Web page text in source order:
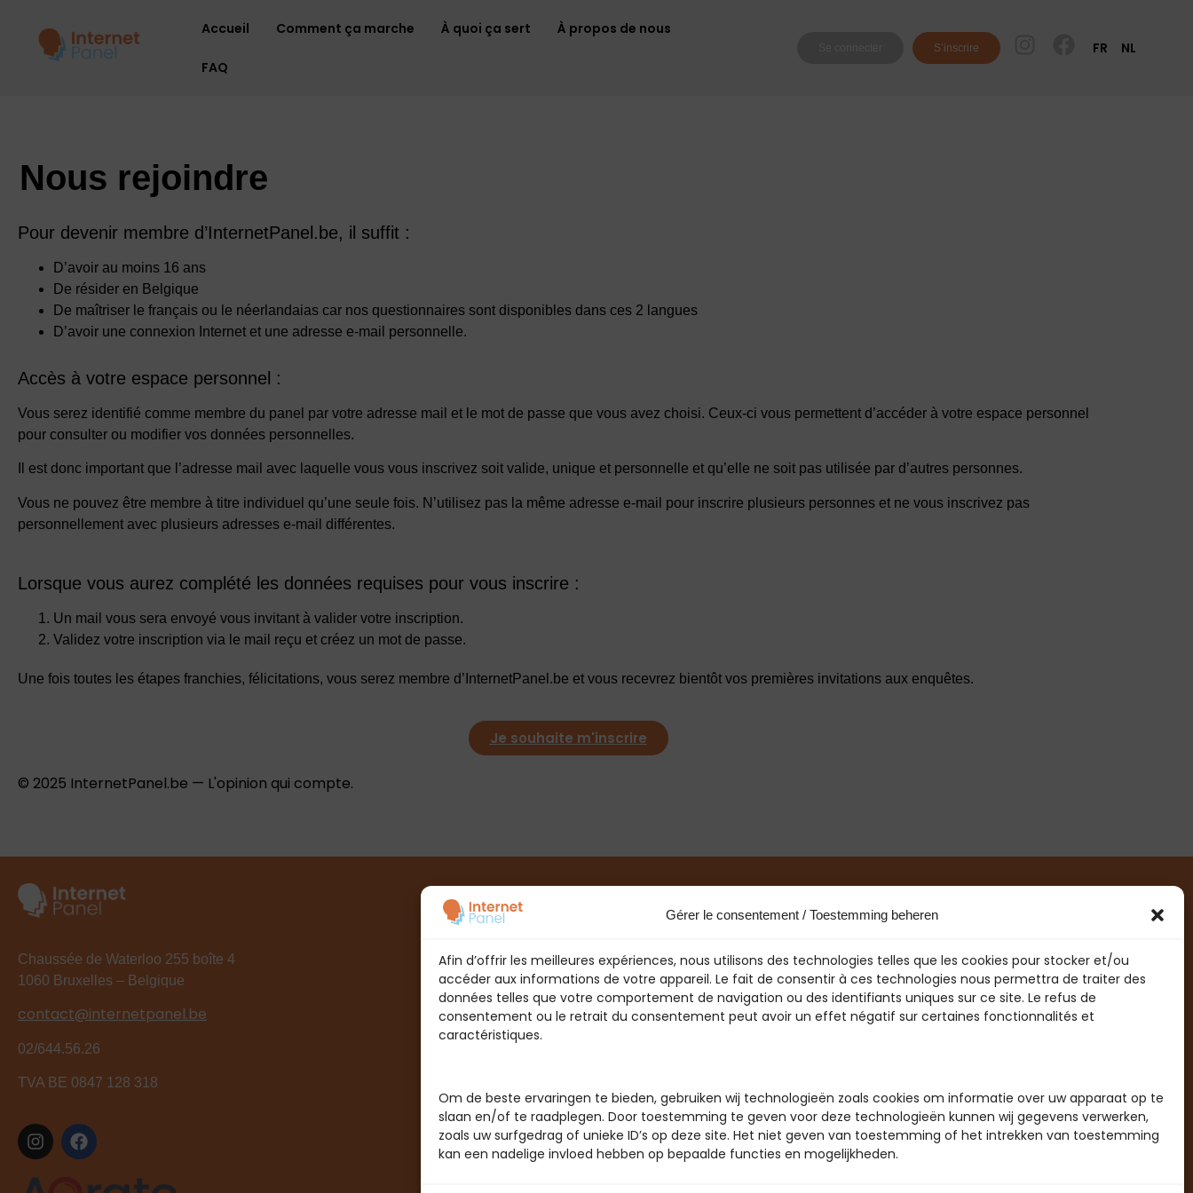
Gérer le consentement / Toestemming beheren
Afin d’offrir les meilleures expériences, nous utilisons des technologies telles que les cookies pour stocker et/ou
accéder aux informations de votre appareil. Le fait de consentir à ces technologies nous permettra de traiter des
données telles que votre comportement de navigation ou des identifiants uniques sur ce site. Le refus de
consentement ou le retrait du consentement peut avoir un effet négatif sur certaines fonctionnalités et
caractéristiques.
Om de beste ervaringen te bieden, gebruiken wij technologieën zoals cookies om informatie over uw apparaat op te
slaan en/of te raadplegen. Door toestemming te geven voor deze technologieën kunnen wij gegevens verwerken,
zoals uw surfgedrag of unieke ID’s op deze site. Het niet geven van toestemming of het intrekken van toestemming
kan een nadelige invloed hebben op bepaalde functies en mogelijkheden.
Accueil Comment ça marche À quoi ça sert À propos de nous
FAQ
S’inscrire FR NL
Nous rejoindre
Pour devenir membre d’InternetPanel.be, il suffit :
D’avoir au moins 16 ans
De résider en Belgique
De maîtriser le français ou le néerlandaias car nos questionnaires sont disponibles dans ces 2 langues
D’avoir une connexion Internet et une adresse e-mail personnelle.
Accès à votre espace personnel :
Vous serez identifié comme membre du panel par votre adresse mail et le mot de passe que vous avez choisi. Ceux-ci vous permettent d’accéder à votre espace personnel
pour consulter ou modifier vos données personnelles.
Il est donc important que l’adresse mail avec laquelle vous vous inscrivez soit valide, unique et personnelle et qu’elle ne soit pas utilisée par d’autres personnes.
Vous ne pouvez être membre à titre individuel qu’une seule fois. N’utilisez pas la même adresse e-mail pour inscrire plusieurs personnes et ne vous inscrivez pas
personnellement avec plusieurs adresses e-mail différentes.
Lorsque vous aurez complété les données requises pour vous inscrire :
Un mail vous sera envoyé vous invitant à valider votre inscription.
Validez votre inscription via le mail reçu et créez un mot de passe.
Une fois toutes les étapes franchies, félicitations, vous serez membre d’InternetPanel.be et vous recevrez bientôt vos premières invitations aux enquêtes.
Je souhaite m'inscrire
© 2025 InternetPanel.be — L'opinion qui compte.
Chaussée de Waterloo 255 boîte 4
1060 Bruxelles – Belgique
contact@internetpanel.be
02/644.56.26
TVA BE 0847 128 318
FAQ
Politique de Cookies